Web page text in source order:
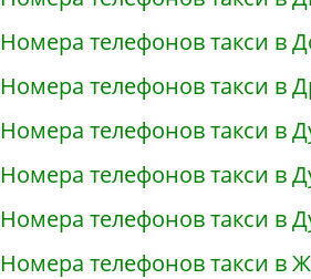
Номера телефонов такси в
Номера телефонов такси в
Номера телефонов такси в
Номера телефонов такси в
Номера телефонов такси в
Номера телефонов такси в